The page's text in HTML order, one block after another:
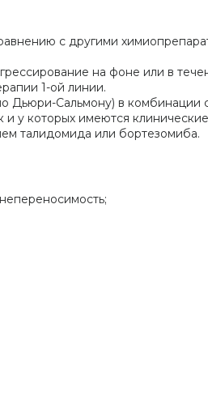
с другими
на фоне или в
1-ой линии.
Дьюри-Сальмону) в комбинации
и у которых имеются
талидомида или бортезомиба.